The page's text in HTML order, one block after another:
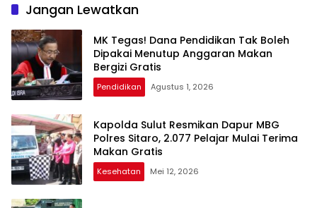
Jangan Lewatkan
MK Tegas! Dana Pendidikan Tak Boleh
Dipakai Menutup Anggaran Makan
Bergizi Gratis
Pendidikan Agustus 1, 2026
Kapolda Sulut Resmikan Dapur MBG
Polres Sitaro, 2.077 Pelajar Mulai Terima
Makan Gratis
Kesehatan Mei 12, 2026